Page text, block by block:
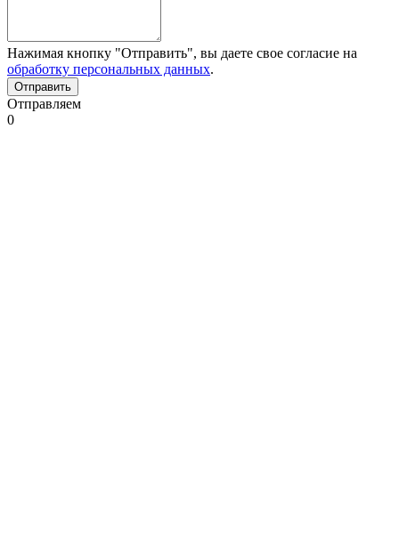
Нажимая кнопку "Отправить", вы даете свое согласие на
обработку персональных данных.
Отправляем
0